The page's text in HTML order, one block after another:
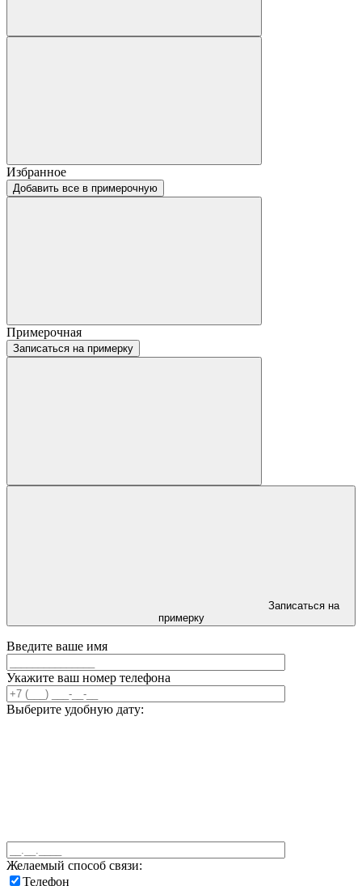
Избранное
Добавить все в примерочную
Примерочная
Записаться на примерку
Записаться на
примерку
Введите ваше имя
Укажите ваш номер телефона
Выберите удобную дату:
Желаемый способ связи:
Телефон